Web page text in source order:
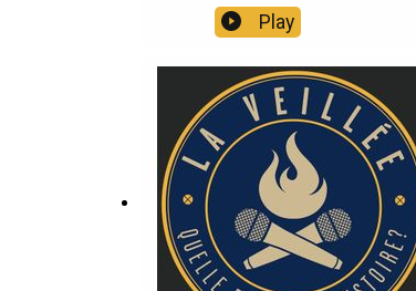
Play